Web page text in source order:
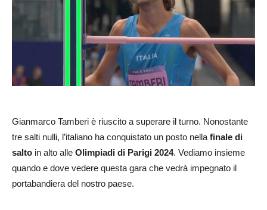
Gianmarco Tamberi è riuscito a superare il turno. Nonostante
tre salti nulli, l’italiano ha conquistato un posto nella finale di
salto in alto alle Olimpiadi di Parigi 2024. Vediamo insieme
quando e dove vedere questa gara che vedrà impegnato il
portabandiera del nostro paese.